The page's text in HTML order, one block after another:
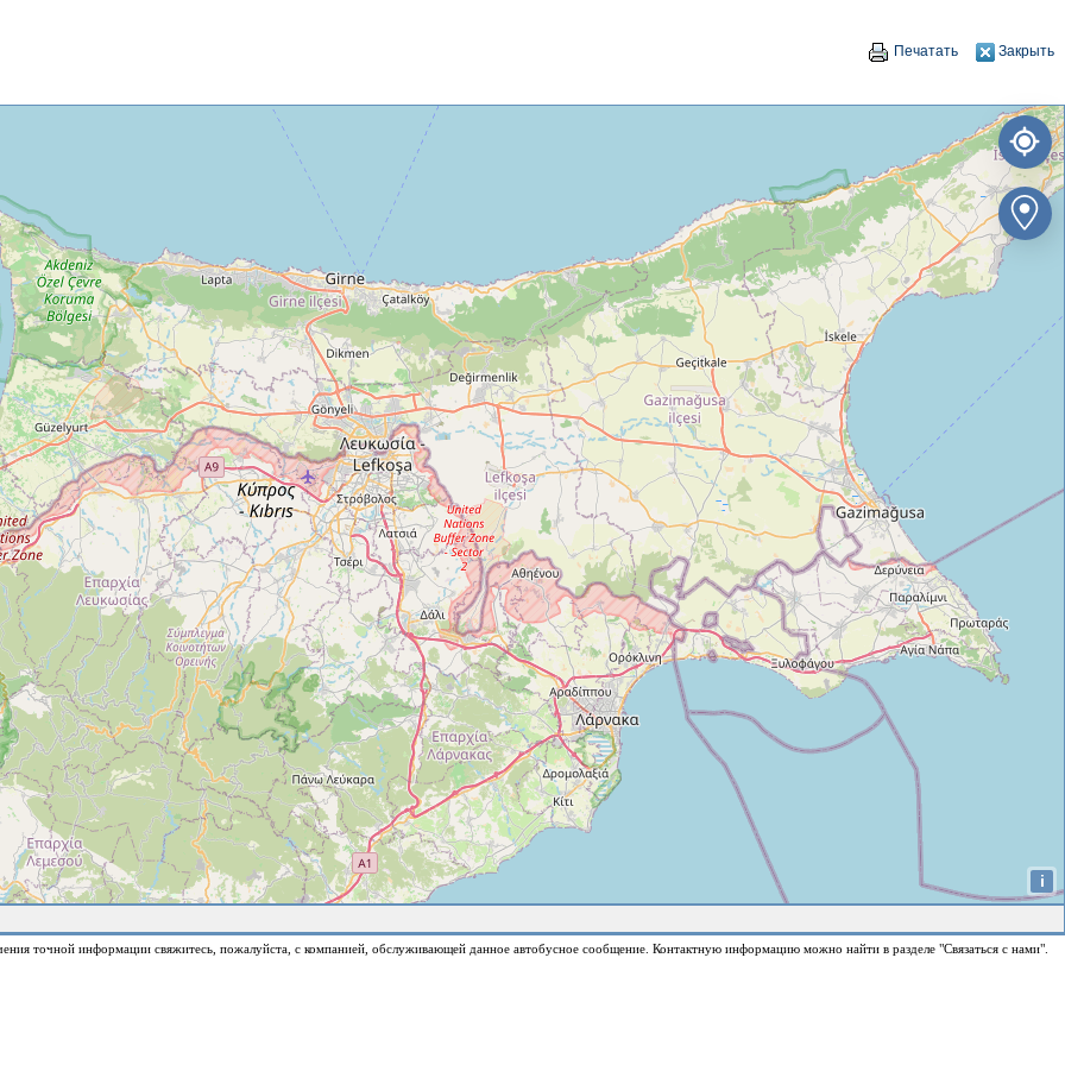
Печатать Закрыть
i
точной информации свяжитесь, пожалуйста, с компанией, обслуживающей данное автобусное сообщение. Контактную информацию можно найти в разделе "Связаться с нами".